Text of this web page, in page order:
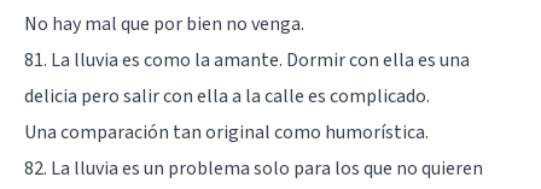
No hay mal que por bien no venga.
81. La lluvia es como la amante. Dormir con ella es una
delicia pero salir con ella a la calle es complicado.
Una comparación tan original como humorística.
82. La lluvia es un problema solo para los que no quieren